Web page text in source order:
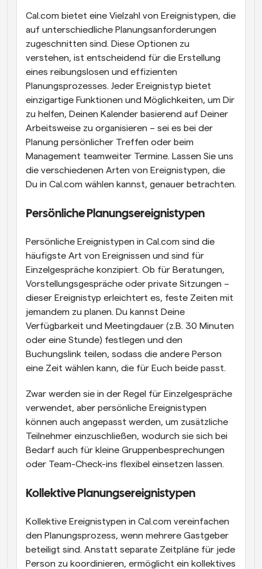
Cal.com bietet eine Vielzahl von Ereignistypen, die
auf unterschiedliche Planungsanforderungen
zugeschnitten sind. Diese Optionen zu
verstehen, ist entscheidend für die Erstellung
eines reibungslosen und effizienten
Planungsprozesses. Jeder Ereignistyp bietet
einzigartige Funktionen und Möglichkeiten, um Dir
zu helfen, Deinen Kalender basierend auf Deiner
Arbeitsweise zu organisieren – sei es bei der
Planung persönlicher Treffen oder beim
Management teamweiter Termine. Lassen Sie uns
die verschiedenen Arten von Ereignistypen, die
Du in Cal.com wählen kannst, genauer betrachten.
Persönliche Planungsereignistypen
Persönliche Ereignistypen in Cal.com sind die
häufigste Art von Ereignissen und sind für
Einzelgespräche konzipiert. Ob für Beratungen,
Vorstellungsgespräche oder private Sitzungen –
dieser Ereignistyp erleichtert es, feste Zeiten mit
jemandem zu planen. Du kannst Deine
Verfügbarkeit und Meetingdauer (z.B. 30 Minuten
oder eine Stunde) festlegen und den
Buchungslink teilen, sodass die andere Person
eine Zeit wählen kann, die für Euch beide passt.
Zwar werden sie in der Regel für Einzelgespräche
verwendet, aber persönliche Ereignistypen
können auch angepasst werden, um zusätzliche
Teilnehmer einzuschließen, wodurch sie sich bei
Bedarf auch für kleine Gruppenbesprechungen
oder Team-Check-ins flexibel einsetzen lassen.
Kollektive Planungsereignistypen
Kollektive Ereignistypen in Cal.com vereinfachen
den Planungsprozess, wenn mehrere Gastgeber
beteiligt sind. Anstatt separate Zeitpläne für jede
Person zu koordinieren, ermöglicht ein kollektives